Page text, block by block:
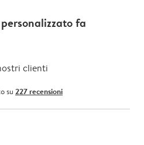
fa
clienti
su 227 recensioni